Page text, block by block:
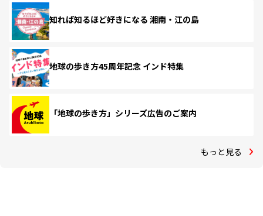
知れば知るほど好きになる 湘南・江の島
地球の歩き方45周年記念 インド特集
「地球の歩き方」シリーズ広告のご案内
もっと見る